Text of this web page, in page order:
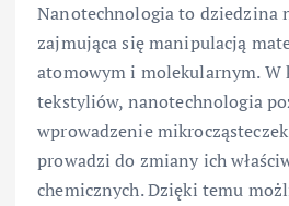
Nanotechnologia to dziedzina
zajmująca się manipulacją
atomowym i molekularnym. W
tekstyliów, nanotechnologia
wprowadzenie
prowadzi do zmiany ich
chemicznych. Dzięki temu